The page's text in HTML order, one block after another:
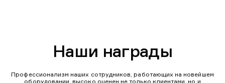
Наши награды
Профессионализм наших сотрудников, работающих на новейшем
оборудовании, высоко оценен не только клиентами, но и